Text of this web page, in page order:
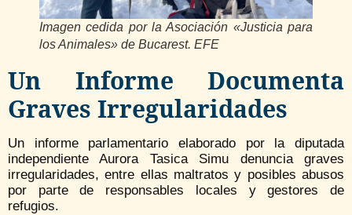
Imagen cedida por la Asociación «Justicia para
los Animales» de Bucarest. EFE
Un Informe Documenta
Graves Irregularidades
Un informe parlamentario elaborado por la diputada
independiente Aurora Tasica Simu denuncia graves
irregularidades, entre ellas maltratos y posibles abusos
por parte de responsables locales y gestores de
refugios.